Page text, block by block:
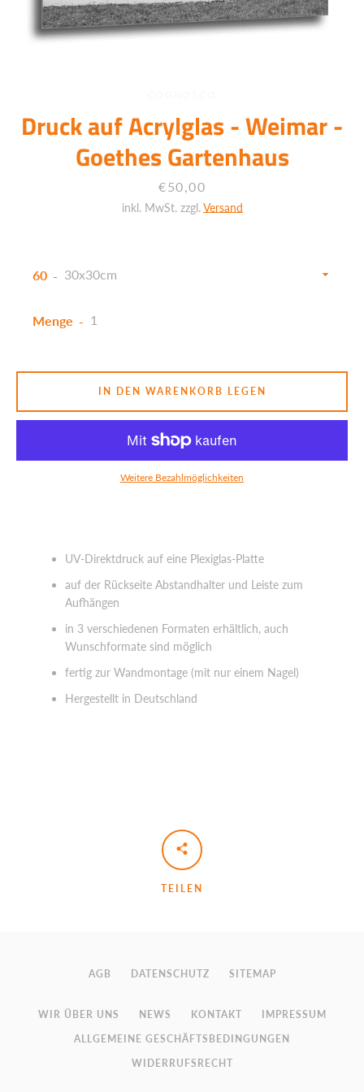
Druck auf Acrylglas - Weimar -
Goethes Gartenhaus
Preis
€50,00
inkl. MwSt. zzgl.Versand
UV-Direktdruck auf eine Plexiglas-Platte
auf der Rückseite Abstandhalter und Leiste zum
Aufhängen
in 3 verschiedenen Formaten erhältlich, auch
Wunschformate sind möglich
fertig zur Wandmontage (mit nur einem Nagel)
Hergestellt in Deutschland
60
Menge
IN DEN WARENKORB LEGEN
Weitere Bezahlmöglichkeiten
TEILEN
AGB DATENSCHUTZ SITEMAP
WIR ÜBER UNS NEWS KONTAKT
IMPRESSUM
ALLGEMEINE GESCHÄFTSBEDINGUNGEN
WIDERRUFSRECHT